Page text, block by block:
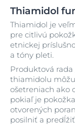
Thiamidol
Thiamidol je
pre citlivú
etnickej
a tóny pleti.
Produktová rada
thiamidolu
ošetreniach ako
pokiaľ je
otvorených
posilniť a